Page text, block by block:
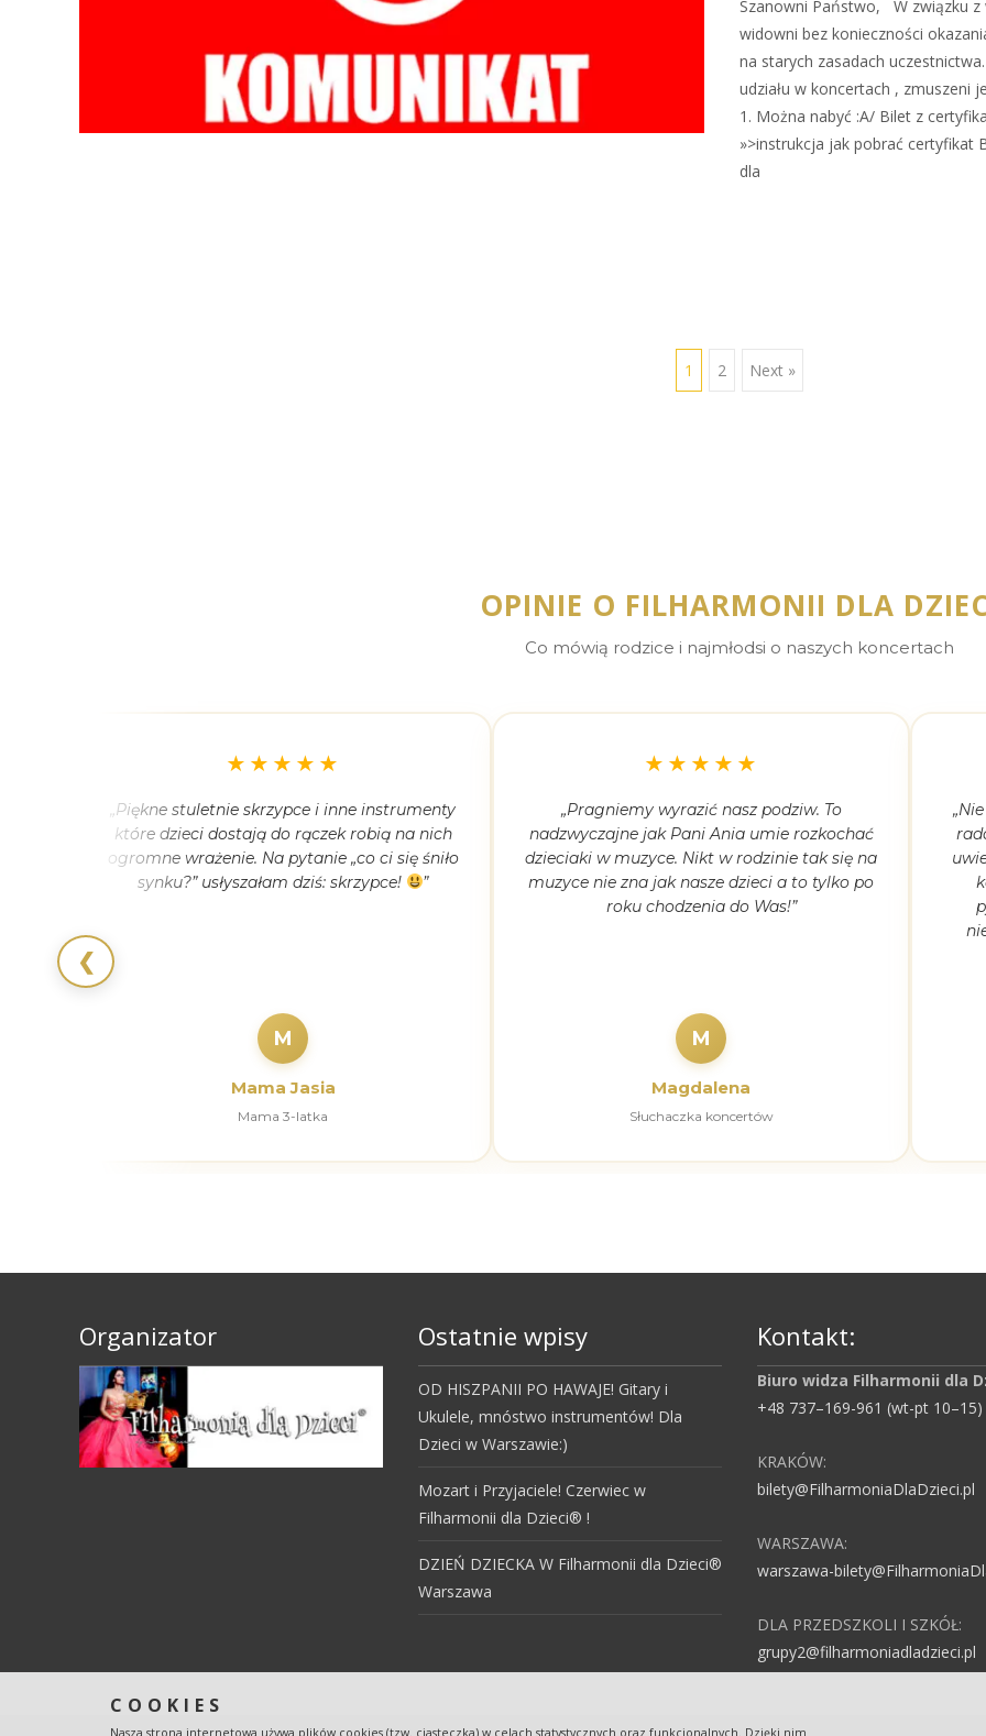
COOKIES
Nasza strona internetowa używa plików cookies (tzw. ciasteczka) w celach statystycznych oraz funkcjonalnych. Dzięki nim
Szanowni Państwo, W związku
widowni bez konieczności
na starych zasadach
udziału w koncertach ,
1. Można nabyć :A/ Bilet z
»>instrukcja jak pobrać certyfikat
dla
1 2 Next »
OPINIE O FILHARMONII DLA
Co mówią rodzice i najmłodsi o naszych koncertach
❮
★★★★★
„Piękne stuletnie skrzypce i inne instrumenty
które dzieci dostają do rączek robią na nich
ogromne wrażenie. Na pytanie „co ci się śniło
synku?” usłyszałam dziś: skrzypce!
”
M
Mama Jasia
Mama 3-latka
★★★★★
„Pragniemy wyrazić nasz podziw. To
nadzwyczajne jak Pani Ania umie rozkochać
dzieciaki w muzyce. Nikt w rodzinie tak się na
muzyce nie zna jak nasze dzieci a to tylko po
roku chodzenia do Was!”
M
Magdalena
Słuchaczka koncertów
Organizator Ostatnie wpisy
OD HISZPANII PO HAWAJE! Gitary i
Ukulele, mnóstwo instrumentów! Dla
Dzieci w Warszawie:)
Mozart i Przyjaciele! Czerwiec w
Filharmonii dla Dzieci® !
DZIEŃ DZIECKA W Filharmonii dla Dzieci®
Warszawa
Kontakt:
Biuro widza Filharmonii dla
+48 737–169-961 (wt-pt 10–15)
KRAKÓW:
bilety@FilharmoniaDlaDzieci.pl
WARSZAWA:
warszawa-
DLA PRZEDSZKOLI I SZKÓŁ:
grupy2@filharmoniadladzieci.pl